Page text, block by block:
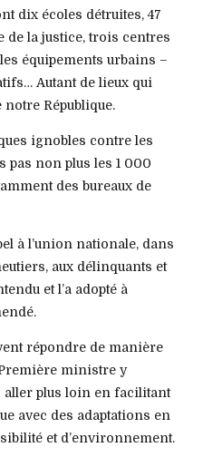
dix écoles détruites, 47
de la justice, trois centres
équipements urbains –
Autant de lieux qui
République.
ignobles contre les
pas non plus les 1 000
des bureaux de
à l’union nationale, dans
aux délinquants et
et l’a adopté à
répondre de manière
ministre y
aller plus loin en facilitant
avec des adaptations en
et d’environnement.